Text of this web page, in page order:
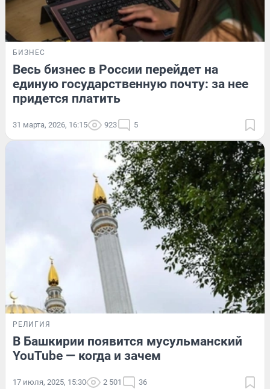
БИЗНЕС
Весь бизнес в России перейдет на
единую государственную почту: за нее
придется платить
31 марта, 2026, 16:15 923 5
РЕЛИГИЯ
В Башкирии появится мусульманский
YouTube — когда и зачем
17 июля, 2025, 15:30 2 501 36